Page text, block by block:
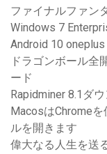
ファイナルファン
Windows 7
Android 10
ドラゴンボール全
ード
Rapidminer 8.1ダ
MacosはChrome
ルを開きます
偉大なる人生を送